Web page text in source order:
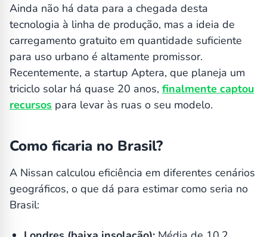
Ainda não há data para a chegada desta
tecnologia à linha de produção, mas a ideia de
carregamento gratuito em quantidade suficiente
para uso urbano é altamente promissor.
Recentemente, a startup Aptera, que planeja um
triciclo solar há quase 20 anos, finalmente captou
recursos para levar às ruas o seu modelo.
Como ficaria no Brasil?
A Nissan calculou eficiência em diferentes cenários
geográficos, o que dá para estimar como seria no
Brasil: